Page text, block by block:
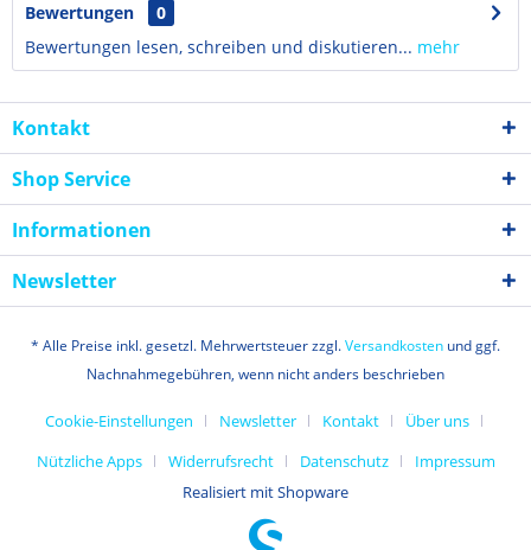
Bewertungen
0
Bewertungen lesen, schreiben und diskutieren... mehr
Kontakt
Shop Service
Informationen
Newsletter
* Alle Preise inkl. gesetzl. Mehrwertsteuer zzgl.Versandkosten und ggf.
Nachnahmegebühren, wenn nicht anders beschrieben
Cookie-Einstellungen Newsletter Kontakt
Über uns
Nützliche Apps
Widerrufsrecht Datenschutz
Impressum
Realisiert mit Shopware